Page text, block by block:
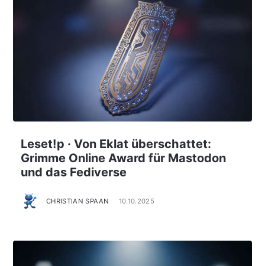
Leset!p · Von Eklat überschattet:
Grimme Online Award für Mastodon
und das Fediverse
CHRISTIAN SPAAN 10.10.2025